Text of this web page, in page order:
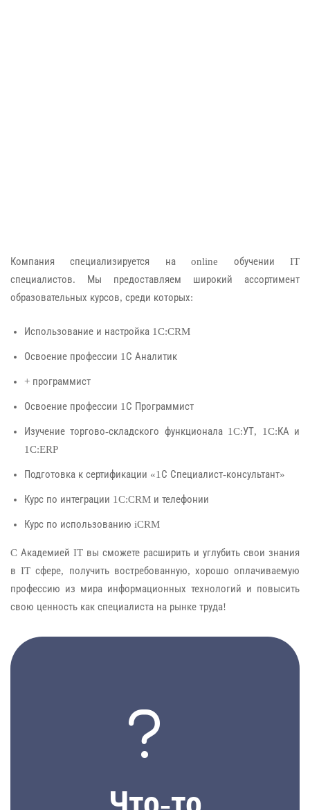
Компания специализируется на online обучении IT
специалистов. Мы предоставляем широкий ассортимент
образовательных курсов, среди которых:
Использование и настройка 1C:CRM
Освоение профессии 1С Аналитик
+ программист
Освоение профессии 1С Программист
Изучение торгово-складского функционала 1C:УТ, 1C:КА и
1C:ERP
Подготовка к сертификации «1С Специалист-консультант»
Курс по интеграции 1C:CRM и телефонии
Курс по использованию iCRM
C Академией IT вы сможете расширить и углубить свои знания
в IT сфере, получить востребованную, хорошо оплачиваемую
профессию из мира информационных технологий и повысить
свою ценность как специалиста на рынке труда!
приглашение на ежедневный
участвовать